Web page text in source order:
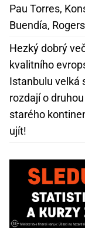
Pau Torres,
Buendía,
Hezký dobrý
kvalitního
Istanbulu velká
rozdají o
starého
ujít!